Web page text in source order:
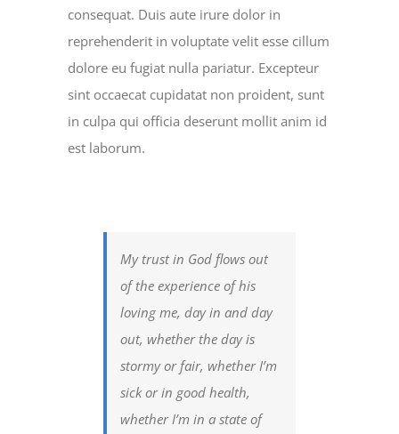
consequat. Duis aute irure dolor in
reprehenderit in voluptate velit esse cillum
dolore eu fugiat nulla pariatur. Excepteur
sint occaecat cupidatat non proident, sunt
in culpa qui officia deserunt mollit anim id
est laborum.
My trust in God flows out
of the experience of his
loving me, day in and day
out, whether the day is
stormy or fair, whether I’m
sick or in good health,
whether I’m in a state of